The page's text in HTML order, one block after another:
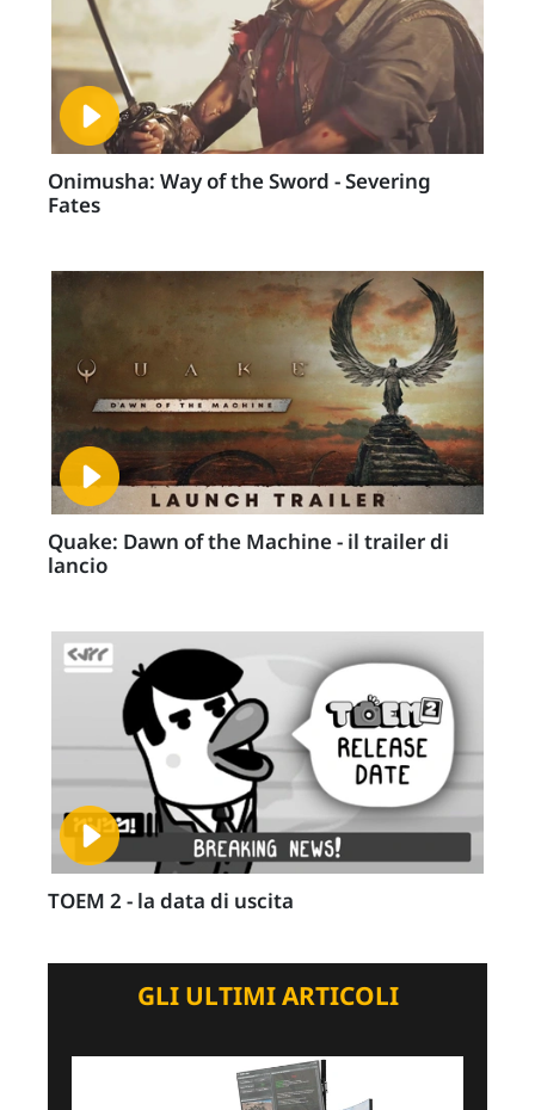
Onimusha: Way of the Sword - Severing
Fates
Quake: Dawn of the Machine - il trailer di
lancio
TOEM 2 - la data di uscita
GLI ULTIMI ARTICOLI